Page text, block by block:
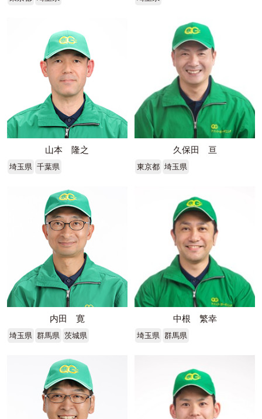
山本 隆之
埼玉県 千葉県
久保田 亘
東京都 埼玉県
内田 寛
埼玉県 群馬県 茨城県
中根 繁幸
埼玉県 群馬県